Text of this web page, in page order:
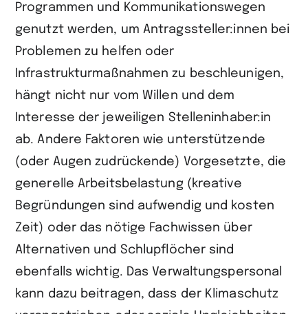
Programmen und Kommunikations­wegen
genutzt werden, um Antragssteller:innen bei
Problemen zu helfen oder
Infrastrukturmaßnahmen zu beschleunigen,
hängt nicht nur vom Willen und dem
Interesse der jeweiligen Stelleninhaber:in
ab. Andere Faktoren wie unterstüt­zende
(oder Augen zudrückende) Vorgesetzte, die
generelle Arbeitsbelastung (kreative
Begründungen sind aufwendig und kosten
Zeit) oder das nötige Fachwissen über
Alternativen und Schlupflöcher sind
ebenfalls wichtig. Das Verwaltungspersonal
kann dazu beitragen, dass der Klimaschutz